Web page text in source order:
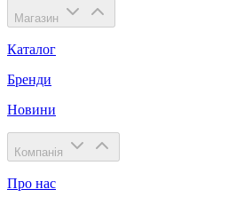
Магазин
Каталог
Бренди
Новини
Компанія
Про нас